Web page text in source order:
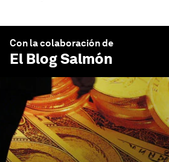
Con la colaboración de
El Blog Salmón